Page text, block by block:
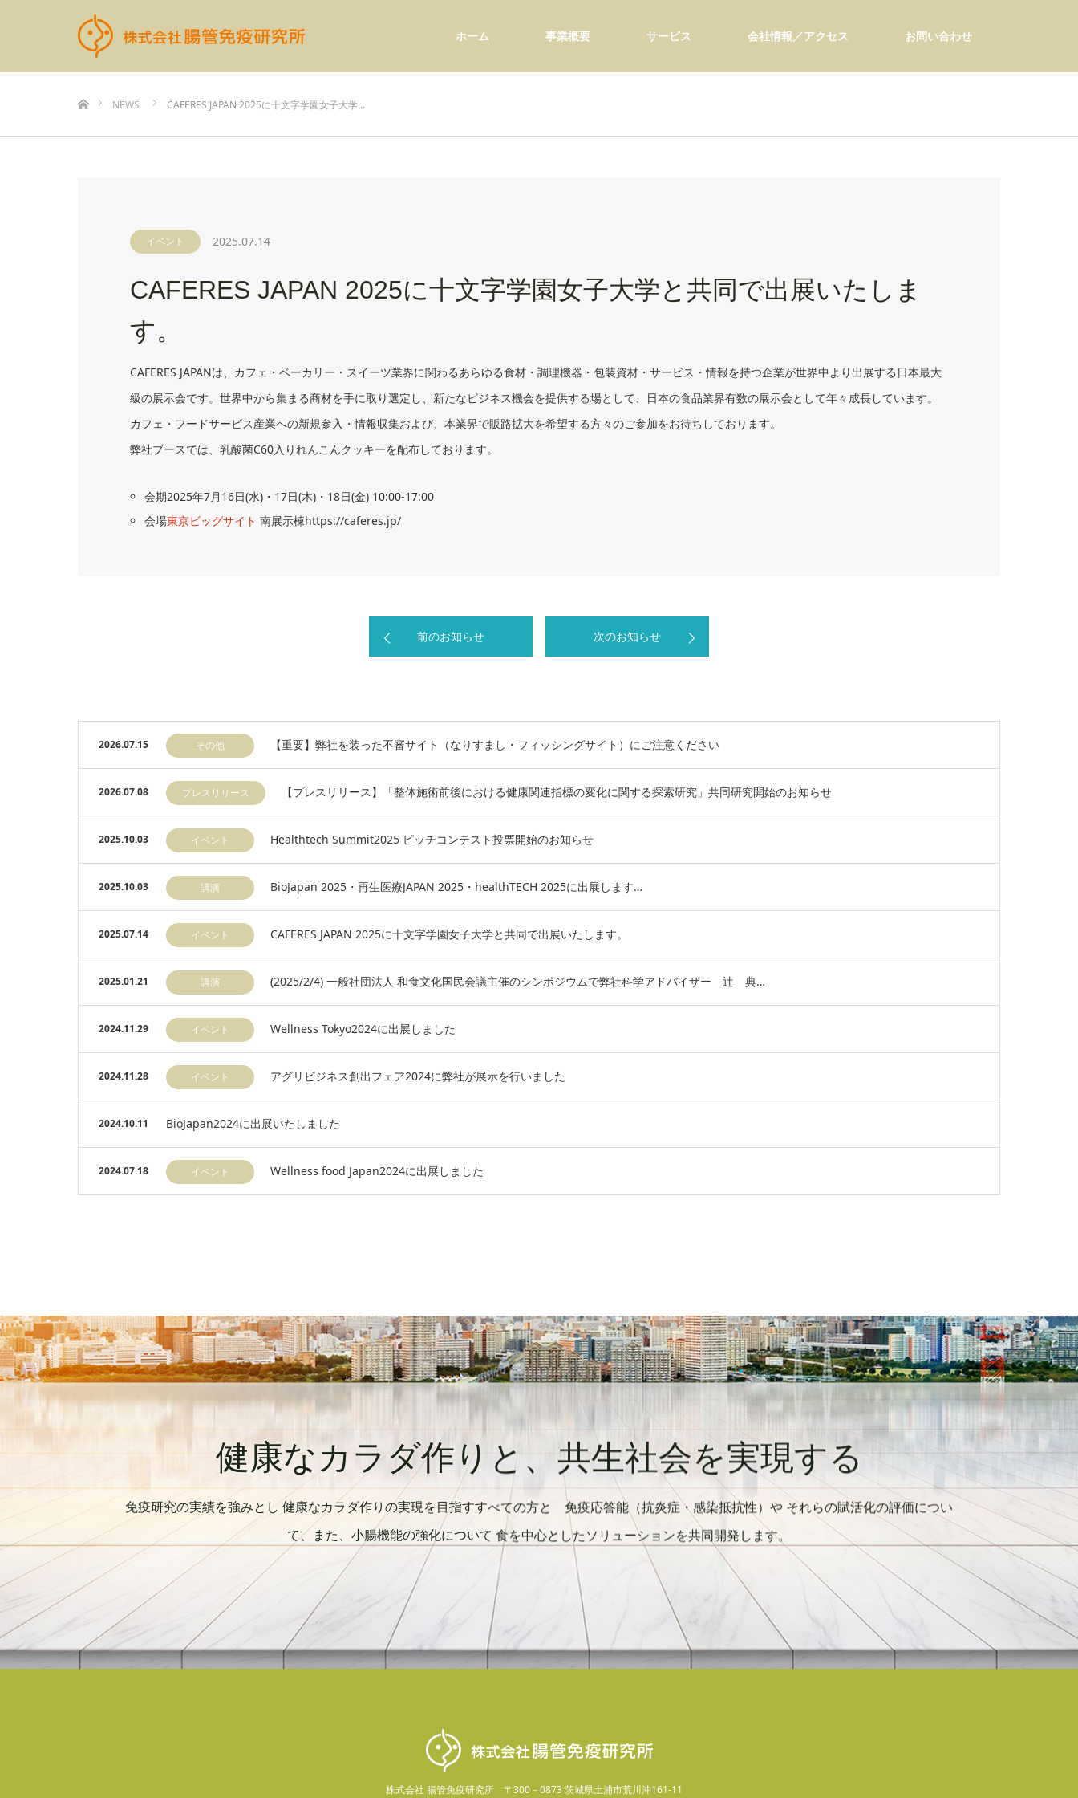
ホーム 事業概要 サービス 会社情報／アクセス お問い合わせ
NEWS
CAFERES JAPAN 2025に十文字学園女子大学…
イベント 2025.07.14
CAFERES JAPAN 2025に十文字学園女子大学と共同で出展いたしま
す。
CAFERES JAPANは、カフェ・ベーカリー・スイーツ業界に関わるあらゆる食材・調理機器・包装資材・サービス・情報を持つ企業が世界中より出展する日本最大
級の展示会です。世界中から集まる商材を手に取り選定し、新たなビジネス機会を提供する場として、日本の食品業界有数の展示会として年々成長しています。
カフェ・フードサービス産業への新規参入・情報収集および、本業界で販路拡大を希望する方々のご参加をお待ちしております。
弊社ブースでは、乳酸菌C60入りれんこんクッキーを配布しております。
会期2025年7⽉16⽇(水)・17⽇(木)・18⽇(金) 10:00-17:00
会場東京ビッグサイト 南展示棟https://caferes.jp/
前のお知らせ 次のお知らせ
2026.07.15 その他 【重要】弊社を装った不審サイト（なりすまし・フィッシングサイト）にご注意ください
2026.07.08 プレスリリース 【プレスリリース】「整体施術前後における健康関連指標の変化に関する探索研究」共同研究開始のお知らせ
2025.10.03 イベント Healthtech Summit2025 ピッチコンテスト投票開始のお知らせ
2025.10.03 講演 BioJapan 2025・再生医療JAPAN 2025・healthTECH 2025に出展します…
2025.07.14 イベント CAFERES JAPAN 2025に十文字学園女子大学と共同で出展いたします。
2025.01.21 講演 (2025/2/4) 一般社団法人 和食文化国民会議主催のシンポジウムで弊社科学アドバイザー 辻 典…
2024.11.29 イベント Wellness Tokyo2024に出展しました
2024.11.28 イベント アグリビジネス創出フェア2024に弊社が展示を行いました
2024.10.11 BioJapan2024に出展いたしました
2024.07.18 イベント Wellness food Japan2024に出展しました
健康なカラダ作りと、共生社会を実現する
免疫研究の実績を強みとし 健康なカラダ作りの実現を目指すすべての方と 免疫応答能（抗炎症・感染抵抗性）や それらの賦活化の評価につい
て、また、小腸機能の強化について 食を中心としたソリューションを共同開発します。
株式会社 腸管免疫研究所 〒300－0873 茨城県土浦市荒川沖161-11